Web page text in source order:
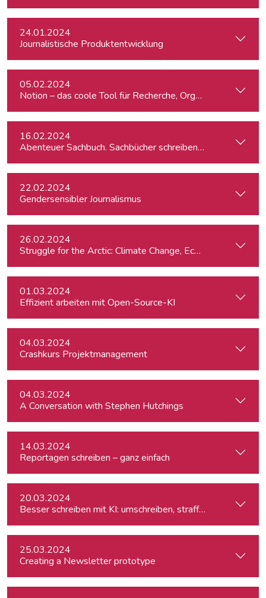
24.01.2024
Journalistische Produktentwicklung
05.02.2024
Notion – das coole Tool für Recherche, Organisation &
16.02.2024
Abenteuer Sachbuch. Sachbücher schreiben für
22.02.2024
Gendersensibler Journalismus
26.02.2024
01.03.2024
Effizient arbeiten mit Open-Source-KI
04.03.2024
Crashkurs Projektmanagement
04.03.2024
A Conversation with Stephen Hutchings
14.03.2024
Reportagen schreiben – ganz einfach
20.03.2024
Besser schreiben mit KI: umschreiben, straffen, redigieren
25.03.2024
Creating a Newsletter prototype